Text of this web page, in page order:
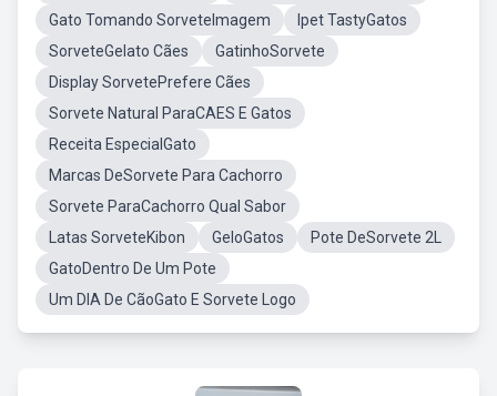
Gato Tomando SorveteImagem
Ipet TastyGatos
SorveteGelato Cães
GatinhoSorvete
Display SorvetePrefere Cães
Sorvete Natural ParaCAES E Gatos
Receita EspecialGato
Marcas DeSorvete Para Cachorro
Sorvete ParaCachorro Qual Sabor
Latas SorveteKibon
GeloGatos
Pote DeSorvete 2L
GatoDentro De Um Pote
Um DIA De CãoGato E Sorvete Logo